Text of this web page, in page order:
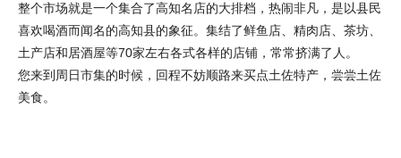
整个市场就是一个集合了高知名店的大排档，热闹非凡，是以县民
喜欢喝酒而闻名的高知县的象征。集结了鲜鱼店、精肉店、茶坊、
土产店和居酒屋等70家左右各式各样的店铺，常常挤满了人。
您来到周日市集的时候，回程不妨顺路来买点土佐特产，尝尝土佐
美食。